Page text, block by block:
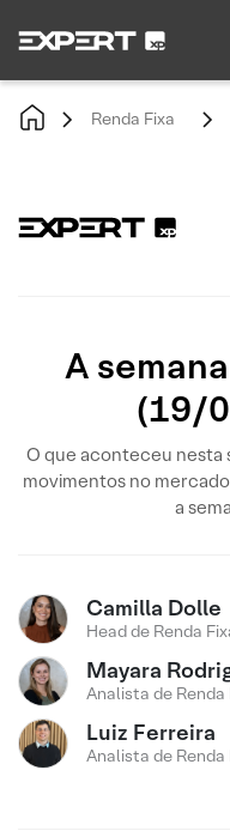
Renda Fixa
A
(19/
O que aconteceu nesta
movimentos no
a
Camilla Dolle
Head de Renda
Mayara
Analista de Renda
Luiz Ferreira
Analista de Renda